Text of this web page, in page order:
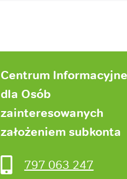
Centrum Informacyjne
dla Osób
zainteresowanych
założeniem subkonta
797 063 247